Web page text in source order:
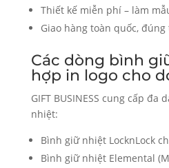
Thiết kế miễn phí – làm
Giao hàng toàn quốc,
Các dòng bình
hợp in logo cho
GIFT BUSINESS cung cấp đa
nhiệt:
Bình giữ nhiệt LocknLock
Bình giữ nhiệt Elemental